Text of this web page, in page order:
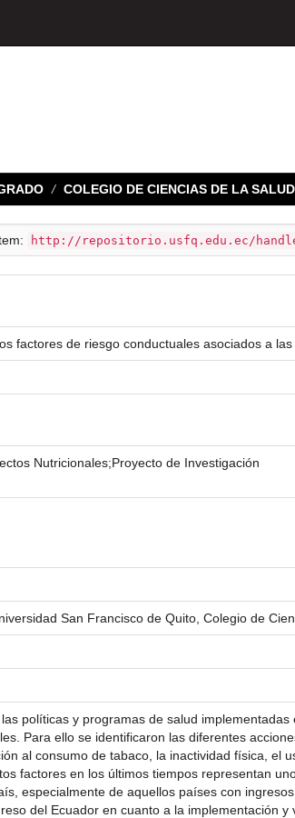
COLEGIO DE CIENCIAS DE LA SALUD
http://repositorio.usfq.edu.ec/
factores de riesgo conductuales asociados a
Nutricionales;Proyecto de Investigación
San Francisco de Quito, Colegio de
políticas y programas de salud
Para ello se identificaron las diferentes
al consumo de tabaco, la inactividad física, el
factores en los últimos tiempos representan
especialmente de aquellos países con
del Ecuador en cuanto a la implementación